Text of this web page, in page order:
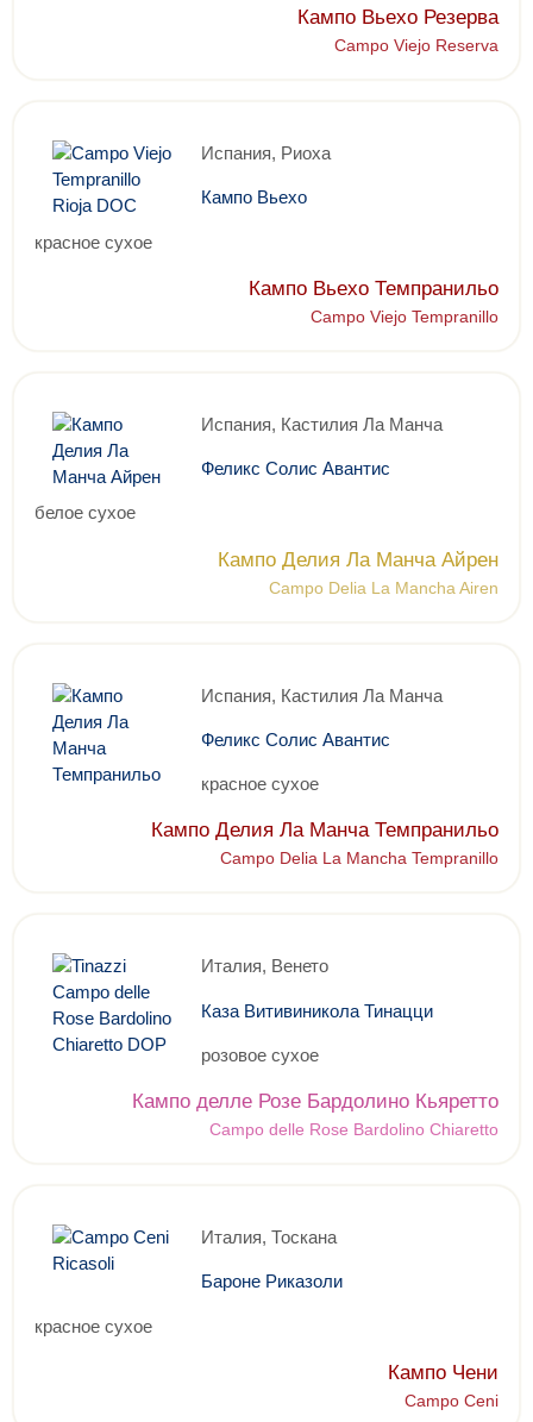
Кампо Вьехо Резерва
Campo Viejo Reserva
Испания, Риоха
Кампо Вьехо
красное сухое
Кампо Вьехо Темпранильо
Campo Viejo Tempranillo
Испания, Кастилия Ла Манча
Феликс Солис Авантис
белое сухое
Кампо Делия Ла Манча Айрен
Campo Delia La Mancha Airen
Испания, Кастилия Ла Манча
Феликс Солис Авантис
красное сухое
Кампо Делия Ла Манча Темпранильо
Campo Delia La Mancha Tempranillo
Италия, Венето
Каза Витивиникола Тинацци
розовое сухое
Кампо делле Розе Бардолино Кьяретто
Campo delle Rose Bardolino Chiaretto
Италия, Тоскана
Бароне Риказоли
красное сухое
Кампо Чени
Campo Ceni